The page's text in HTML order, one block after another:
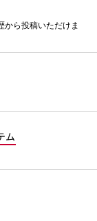
から投稿いただけま
ム